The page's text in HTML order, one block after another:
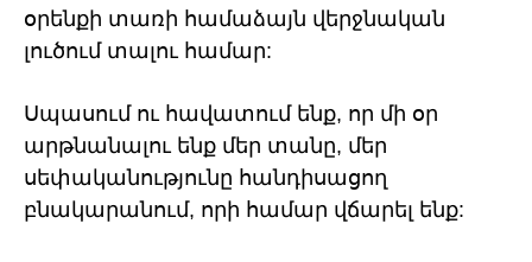
օրենքի տառի համաձայն վերջնական
լուծում տալու համար:
Սպասում ու հավատում ենք, որ մի օր
արթնանալու ենք մեր տանը, մեր
սեփականությունը հանդիսացող
բնակարանում, որի համար վճարել ենք: